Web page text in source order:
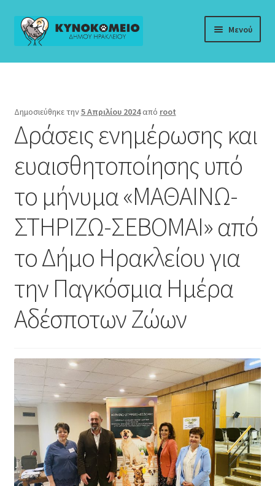
Απευθείας
μετάβαση
Μετάβαση
Μενού
Αρχική
Αρχείο
Ενημερωτικό Υλικό
Επικοινωνία
Κυνοκομείο
Νομοθεσία
Φιλοζωικά Σωματεία
Δημοσιεύθηκε την5 Απριλίου 2024 από root
Δράσεις ενημέρωσης και
ευαισθητοποίησης υπό
το μήνυμα «ΜΑΘΑΙΝΩ-
ΣΤΗΡΙΖΩ-ΣΕΒΟΜΑΙ» από
το Δήμο Ηρακλείου για
την Παγκόσμια Ημέρα
Αδέσποτων Ζώων